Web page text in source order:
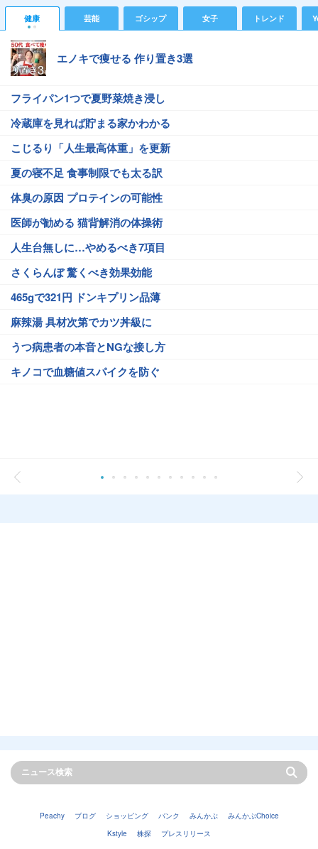
健康 芸能 ゴシップ 女子 トレンド
エノキで痩せる 作り置き3選
フライパン1つで夏野菜焼き浸し
冷蔵庫を見れば貯まる家かわかる
こじるり「人生最高体重」を更新
夏の寝不足 食事制限でも太る訳
体臭の原因 プロテインの可能性
医師が勧める 猫背解消の体操術
人生台無しに…やめるべき7項目
さくらんぼ 驚くべき効果効能
465gで321円 ドンキプリン品薄
麻辣湯 具材次第でカツ丼級に
うつ病患者の本音とNGな接し方
キノコで血糖値スパイクを防ぐ
Peachy ブログ ショッピング バンク みんかぶ
みんかぶChoice
Kstyle
株探 プレスリリース